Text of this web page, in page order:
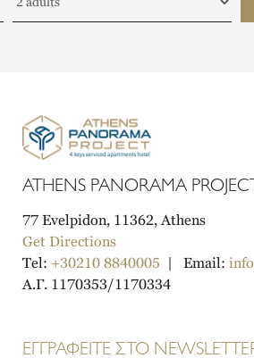
ATHENS PANORAMA
77 Evelpidon, 11362, Athens
Get Directions
Tel: +30210 8840005 Email:
A.Γ. 1170353/1170334
ΕΓΓΡΑΦΕΙΤΕ ΣΤΟ